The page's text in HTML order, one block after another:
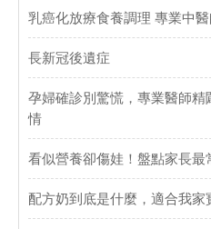
乳癌化放療食養調理 專業中
長新冠後遺症
孕婦確診別驚慌，專業醫師
情
看似營養卻傷娃！盤點家長最
配方奶到底是什麼，適合我